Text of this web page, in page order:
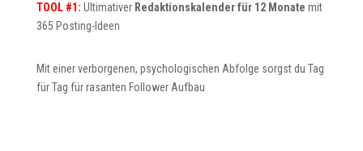
TOOL #1: Ultimativer Redaktionskalender für 12 Monate mit
365 Posting-Ideen
Mit einer verborgenen, psychologischen Abfolge sorgst du Tag
für Tag für rasanten Follower Aufbau